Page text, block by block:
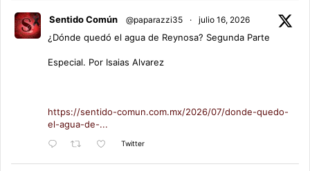
Sentido Común @paparazzi35 · julio 16, 2026
¿Dónde quedó el agua de Reynosa? Segunda Parte
Especial. Por Isaias Alvarez
https://sentido-comun.com.mx/2026/07/donde-quedo-
el-agua-de-...
Twitter